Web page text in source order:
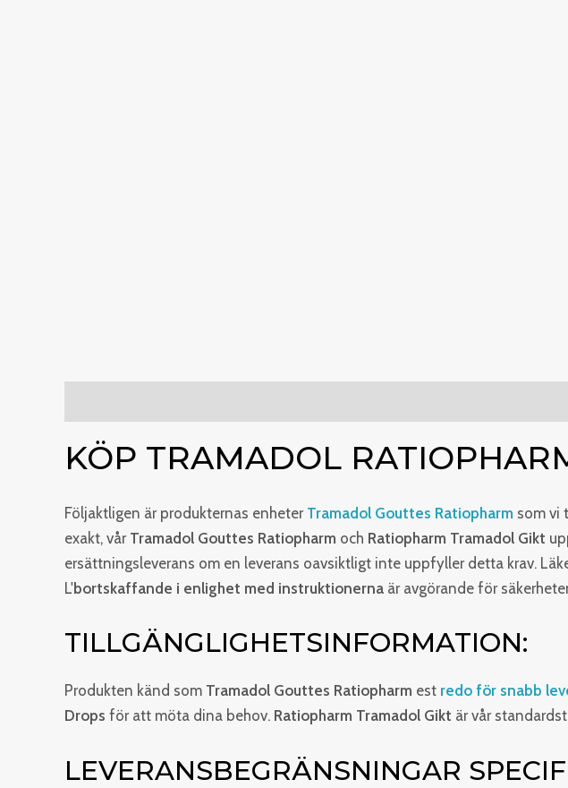
KÖP TRAMADOL
Följaktligen är produkternas enheter Tramadol Gouttes Ratiopharm som vi
exakt, vår Tramadol Gouttes Ratiopharm och Ratiopharm Tramadol Gikt
ersättningsleverans om en leverans oavsiktligt inte uppfyller detta krav.
L'bortskaffande i enlighet med instruktionerna är avgörande för
TILLGÄNGLIGHETSINFORMATION:
Produkten känd som Tramadol Gouttes Ratiopharm est redo för snabb
Drops för att möta dina behov. Ratiopharm Tramadol Gikt är vår
LEVERANSBEGRÄNSNINGAR